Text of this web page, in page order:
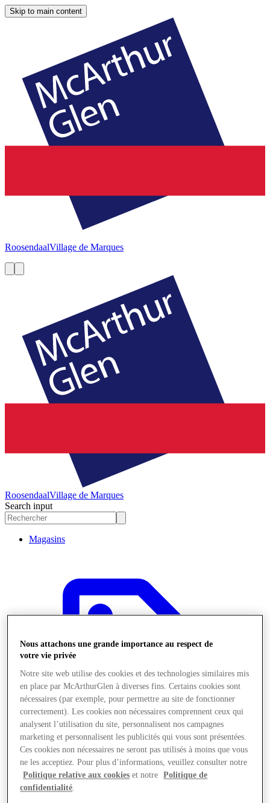
Skip to main content
RoosendaalVillage de Marques
RoosendaalVillage de Marques
Search input
Magasins
Offres
Nous attachons une grande importance au respect de
votre vie privée
Notre site web utilise des cookies et des technologies similaires mis
en place par McArthurGlen à diverses fins. Certains cookies sont
nécessaires (par exemple, pour permettre au site de fonctionner
correctement). Les cookies non nécessaires comprennent ceux qui
analysent l’utilisation du site, personnalisent nos campagnes
marketing et personnalisent les publicités qui vous sont présentées.
Ces cookies non nécessaires ne seront pas utilisés à moins que vous
ne les acceptiez. Pour plus d’informations, veuillez consulter notre
Politique relative aux cookies et notre
Politique de
confidentialité.